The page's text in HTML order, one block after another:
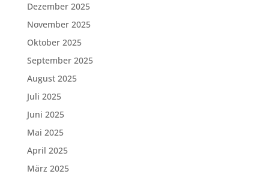
Dezember 2025
November 2025
Oktober 2025
September 2025
August 2025
Juli 2025
Juni 2025
Mai 2025
April 2025
März 2025